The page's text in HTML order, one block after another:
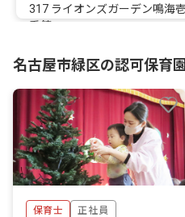
317 ライオンズガーデン鳴海壱
番館
名古屋市緑区の認可保育
保育士 正社員